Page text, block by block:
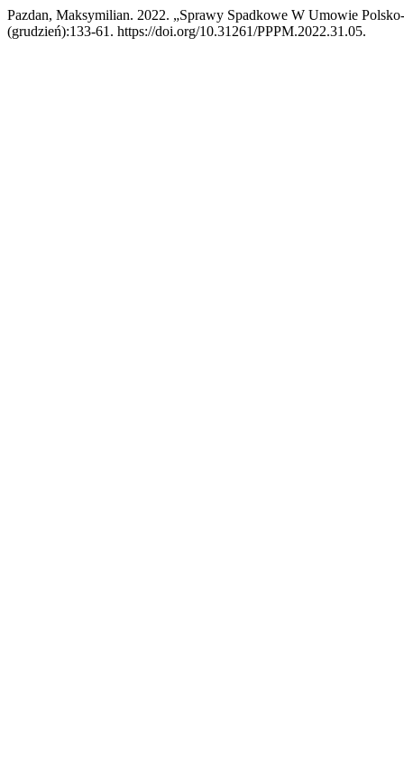
Pazdan, Maksymilian. 2022. „Sprawy Spadkowe W Umowie
(grudzień):133-61. https://doi.org/10.31261/PPPM.2022.31.05.